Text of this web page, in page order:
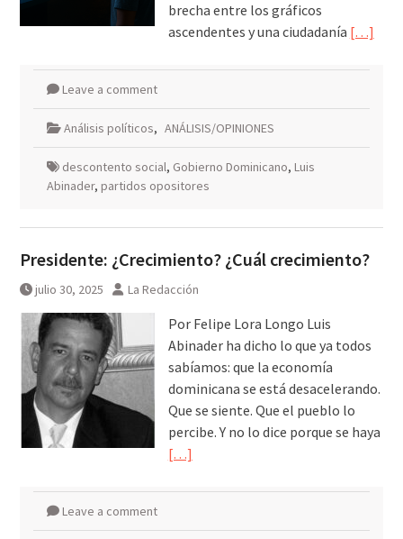
brecha entre los gráficos
ascendentes y una ciudadanía […]
Leave a comment
Análisis políticos, ANÁLISIS/OPINIONES
descontento social, Gobierno Dominicano, Luis
Abinader, partidos opositores
Presidente: ¿Crecimiento? ¿Cuál crecimiento?
julio 30, 2025 La Redacción
Por Felipe Lora Longo Luis
Abinader ha dicho lo que ya todos
sabíamos: que la economía
dominicana se está desacelerando.
Que se siente. Que el pueblo lo
percibe. Y no lo dice porque se haya
[…]
Leave a comment